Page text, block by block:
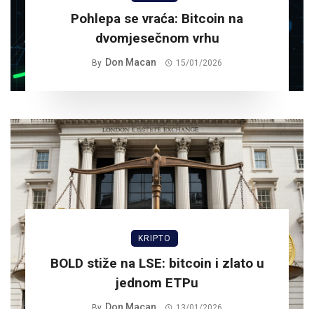
Pohlepa se vraća: Bitcoin na
dvomjesečnom vrhu
By Don Macan 15/01/2026
KRIPTO
BOLD stiže na LSE: bitcoin i zlato u
jednom ETPu